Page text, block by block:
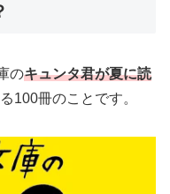
のキュンタ君が夏に読
100冊のことです。